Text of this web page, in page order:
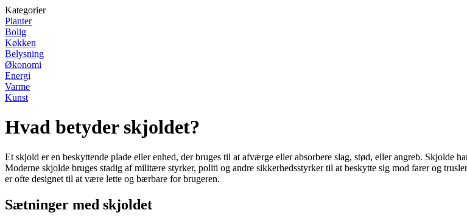
Kategorier
Planter
Bolig
Køkken
Belysning
Økonomi
Energi
Varme
Kunst
Hvad betyder skjoldet?
Et skjold er en beskyttende plade eller enhed, der bruges til at afværge eller absorbere slag, stød, eller angreb. Skjolde
Moderne skjolde bruges stadig af militære styrker, politi og andre sikkerhedsstyrker til at beskytte sig mod farer og
er ofte designet til at være lette og bærbare for brugeren.
Sætninger med skjoldet